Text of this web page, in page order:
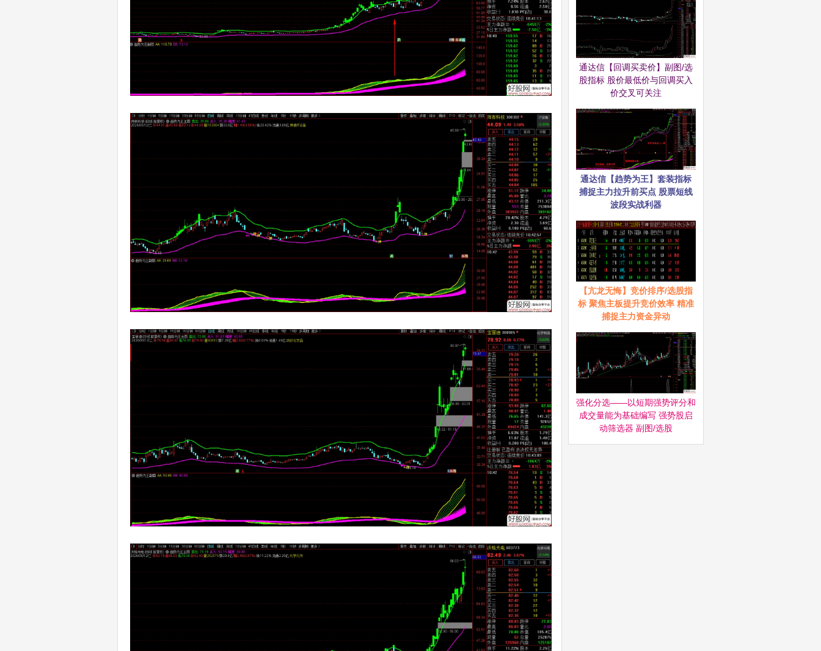
通达信【回调买卖价】副图/选
股指标 股价最低价与回调买入
价交叉可关注
通达信【趋势为王】套装指标
捕捉主力拉升前买点 股票短线
波段实战利器
【亢龙无悔】竞价排序/选股指
标 聚焦主板提升竞价效率 精准
捕捉主力资金异动
强化分选——以短期强势评分和
成交量能为基础编写 强势股启
动筛选器‌ 副图/选股